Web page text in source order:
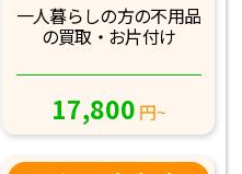
一人暮らしの方の不用品
の買取・お片付け
17,800 円~